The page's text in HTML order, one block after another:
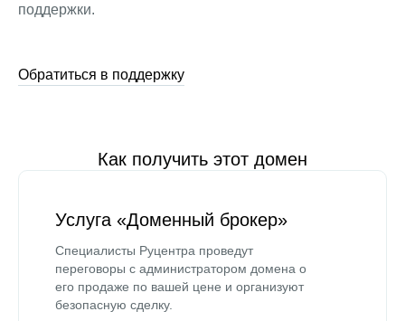
поддержки.
Обратиться в поддержку
Как получить этот домен
Услуга «Доменный брокер»
Специалисты Руцентра проведут
переговоры с администратором домена о
его продаже по вашей цене и организуют
безопасную сделку.